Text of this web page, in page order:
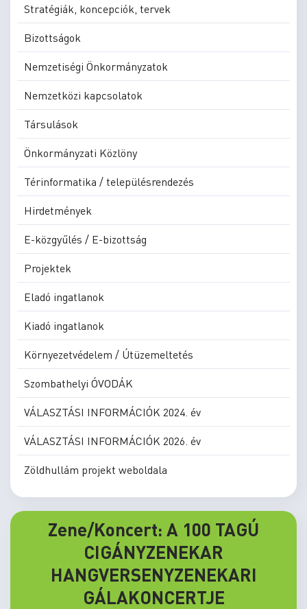
Stratégiák, koncepciók, tervek
Bizottságok
Nemzetiségi Önkormányzatok
Nemzetközi kapcsolatok
Társulások
Önkormányzati Közlöny
Térinformatika / településrendezés
Hirdetmények
E-közgyűlés / E-bizottság
Projektek
Eladó ingatlanok
Kiadó ingatlanok
Környezetvédelem / Útüzemeltetés
Szombathelyi ÓVODÁK
VÁLASZTÁSI INFORMÁCIÓK 2024. év
VÁLASZTÁSI INFORMÁCIÓK 2026. év
Zöldhullám projekt weboldala
Zene/Koncert: A 100 TAGÚ
CIGÁNYZENEKAR
HANGVERSENYZENEKARI
GÁLAKONCERTJE